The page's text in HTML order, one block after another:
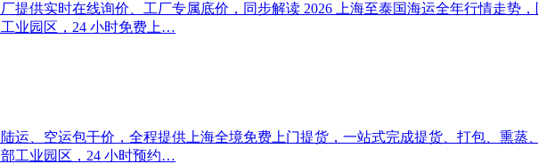
提供实时在线询价、工厂专属底价，同步解读 2026 上海至泰国海运全年行情走势
业园区，24 小时免费上…
运、空运包干价，全程提供上海全境免费上门提货，一站式完成提货、打包、熏蒸
工业园区，24 小时预约…